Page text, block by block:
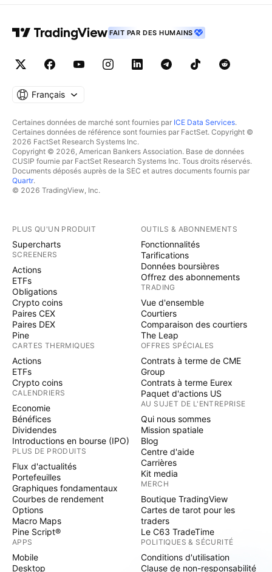
FAIT PAR DES HUMAINS
Français
Certaines données de marché sont fournies par ICE Data Services.
Certaines données de référence sont fournies par FactSet. Copyright ©
2026 FactSet Research Systems Inc.
Copyright © 2026, American Bankers Association. Base de données
CUSIP fournie par FactSet Research Systems Inc. Tous droits réservés.
Documents déposés auprès de la SEC et autres documents fournis par
Quartr.
© 2026 TradingView, Inc.
PLUS QU'UN PRODUIT
Supercharts
SCREENERS
Actions
ETFs
Obligations
Crypto coins
Paires CEX
Paires DEX
Pine
CARTES THERMIQUES
Actions
ETFs
Crypto coins
CALENDRIERS
Economie
Bénéfices
Dividendes
Introductions en bourse (IPO)
PLUS DE PRODUITS
Flux d'actualités
Portefeuilles
Graphiques fondamentaux
Courbes de rendement
Options
Macro Maps
Pine Script®
APPS
Mobile
Desktop
OUTILS & ABONNEMENTS
Fonctionnalités
Tarifications
Données boursières
Offrez des abonnements
TRADING
Vue d'ensemble
Courtiers
Comparaison des courtiers
The Leap
OFFRES SPÉCIALES
Contrats à terme de CME
Group
Contrats à terme Eurex
Paquet d'actions US
AU SUJET DE L'ENTREPRISE
Qui nous sommes
Mission spatiale
Blog
Centre d'aide
Carrières
Kit media
MERCH
Boutique TradingView
Cartes de tarot pour les
traders
Le C63 TradeTime
POLITIQUES & SÉCURITÉ
Conditions d'utilisation
Clause de non-responsabilité